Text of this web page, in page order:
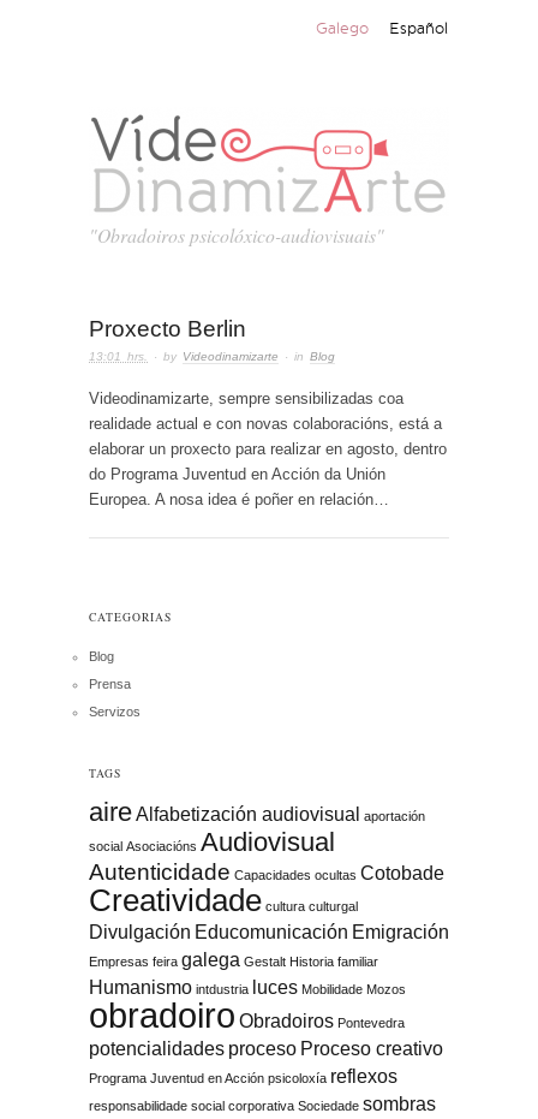
Galego Español
"Obradoiros psicolóxico-audiovisuais"
Proxecto Berlin
13:01 hrs. · by Videodinamizarte · in Blog
Videodinamizarte, sempre sensibilizadas coa
realidade actual e con novas colaboracións, está a
elaborar un proxecto para realizar en agosto, dentro
do Programa Juventud en Acción da Unión
Europea. A nosa idea é poñer en relación…
CATEGORIAS
Blog
Prensa
Servizos
TAGS
aireAlfabetización audiovisual aportación
social Asociacións Audiovisual
Autenticidade Capacidades ocultas Cotobade
Creatividade cultura culturgal
Divulgación Educomunicación Emigración
Empresas feira galega Gestalt Historia familiar
Humanismo intdustria luces Mobilidade Mozos
obradoiro Obradoiros Pontevedra
potencialidades proceso Proceso creativo
Programa Juventud en Acción psicoloxía reflexos
responsabilidade social corporativa Sociedade sombras